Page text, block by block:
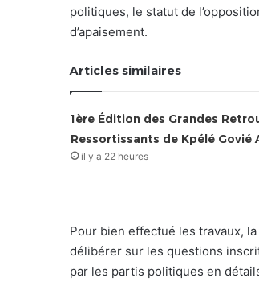
politiques, le statut de
d’apaisement.
Articles similaires
1ère Édition des Grandes
Ressortissants de Kpélé Govié
il y a 22 heures
Pour bien effectué les travaux,
délibérer sur les questions
par les partis politiques en